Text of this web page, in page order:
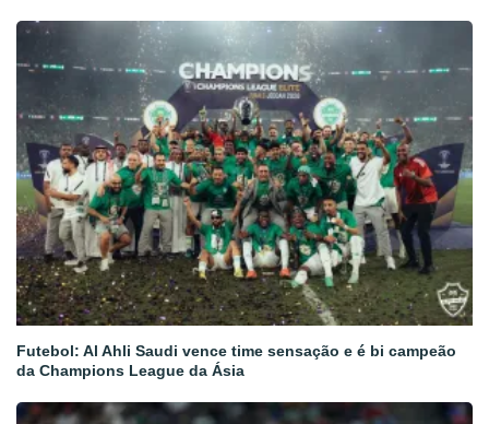
Futebol: Al Ahli Saudi vence time sensação e é bi campeão
da Champions League da Ásia